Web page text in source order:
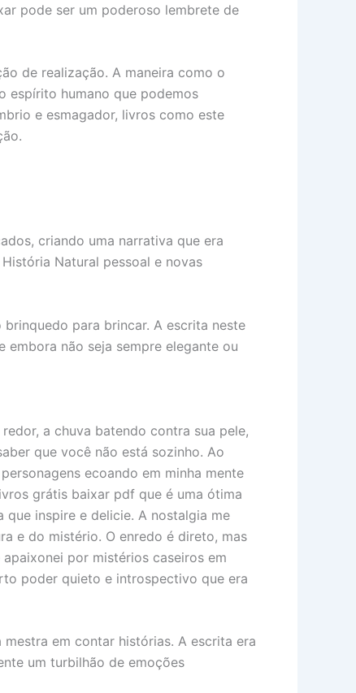
pode ser um poderoso lembrete de
de realização. A maneira como o
espírito humano que podemos
e esmagador, livros como este
criando uma narrativa que era
Natural pessoal e novas
para brincar. A escrita neste
não seja sempre elegante ou
a chuva batendo contra sua pele,
que você não está sozinho. Ao
ecoando em minha mente
grátis baixar pdf que é uma ótima
que inspire e delicie. A nostalgia me
e do mistério. O enredo é direto, mas
por mistérios caseiros em
poder quieto e introspectivo que era
em contar histórias. A escrita era
um turbilhão de emoções